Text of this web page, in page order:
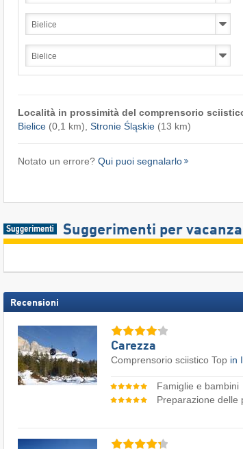
Località in prossimità del comprensorio
Bielice(0,1 km), Stronie Śląskie(13 km)
Notato un errore? Qui puoi segnalarlo
Suggerimenti per
Recensioni
Carezza
Comprensorio sciistico Top in
Famiglie e bambini
Preparazione delle